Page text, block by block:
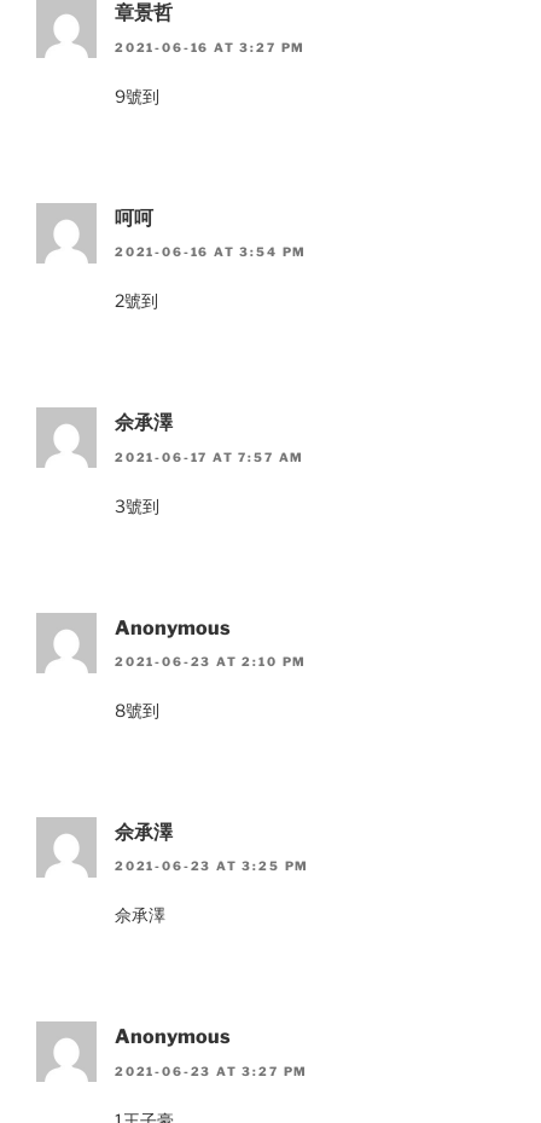
章景哲
2021-06-16 AT 3:27 PM
9號到
呵呵
2021-06-16 AT 3:54 PM
2號到
佘承澤
2021-06-17 AT 7:57 AM
3號到
Anonymous
2021-06-23 AT 2:10 PM
8號到
佘承澤
2021-06-23 AT 3:25 PM
佘承澤
Anonymous
2021-06-23 AT 3:27 PM